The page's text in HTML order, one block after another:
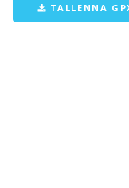
TALLENNA